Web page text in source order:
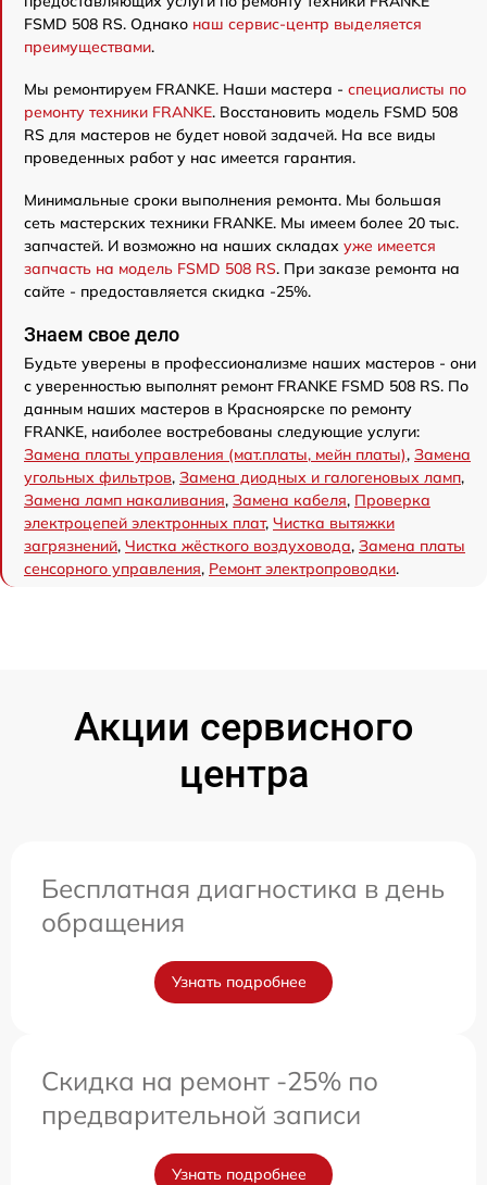
FSMD 508 RS. Однако наш сервис-центр выделяется
преимуществами.
Мы ремонтируем FRANKE. Наши мастера - специалисты по
ремонту техники FRANKE. Восстановить модель FSMD 508
RS для мастеров не будет новой задачей. На все виды
проведенных работ у нас имеется гарантия.
Минимальные сроки выполнения ремонта. Мы большая
сеть мастерских техники FRANKE. Мы имеем более 20 тыс.
запчастей. И возможно на наших складах уже имеется
запчасть на модель FSMD 508 RS. При заказе ремонта на
сайте - предоставляется скидка -25%.
Знаем свое дело
Будьте уверены в профессионализме наших мастеров - они
с уверенностью выполнят ремонт FRANKE FSMD 508 RS. По
данным наших мастеров в Красноярске по ремонту
FRANKE, наиболее востребованы следующие услуги:
Замена платы управления (мат.платы, мейн платы), Замена
угольных фильтров, Замена диодных и галогеновых ламп,
Замена ламп накаливания, Замена кабеля, Проверка
электроцепей электронных плат, Чистка вытяжки
загрязнений, Чистка жёсткого воздуховода, Замена платы
сенсорного управления, Ремонт электропроводки.
Акции сервисного
центра
Бесплатная диагностика в день
обращения
Узнать подробнее
Скидка на ремонт -25% по
предварительной записи
Узнать подробнее